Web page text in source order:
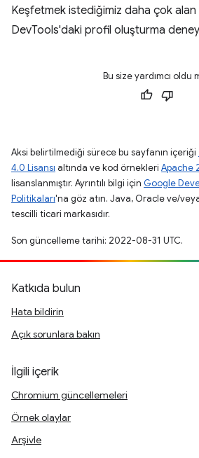
Keşfetmek istediğimiz daha çok alan
DevTools'daki profil oluşturma
Bu size yardımcı oldu
Aksi belirtilmediği sürece bu sayfanın içeriği
4.0 Lisansı altında ve kod örnekleri Apache
lisanslanmıştır. Ayrıntılı bilgi için Google
Politikaları'na göz atın. Java, Oracle ve/
tescilli ticari markasıdır.
Son güncelleme tarihi: 2022-08-31 UTC.
Katkıda bulun
Hata bildirin
Açık sorunlara bakın
İlgili içerik
Chromium güncellemeleri
Örnek olaylar
Arşivle